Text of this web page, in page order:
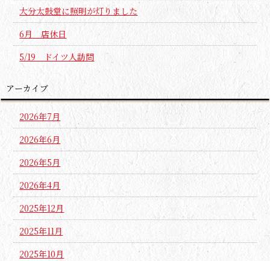
大分太鼓堂に照明が灯りました
6月 店休日
5/19 ドイツ人訪問
アーカイブ
2026年7月
2026年6月
2026年5月
2026年4月
2025年12月
2025年11月
2025年10月